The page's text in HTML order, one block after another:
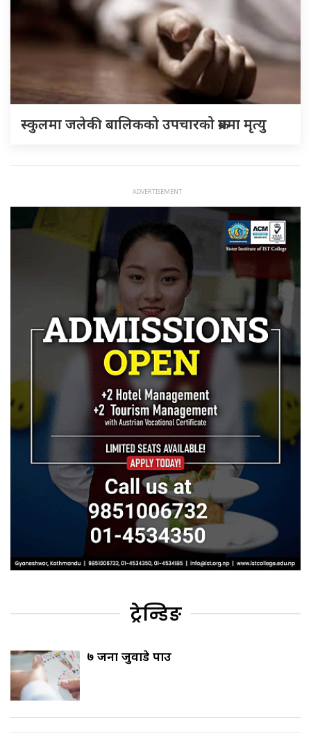
स्कुलमा जलेकी बालिकको उपचारको क्रममा मृत्यु
ट्रेन्डिङ
७ जना जुवाडे पक्राउ